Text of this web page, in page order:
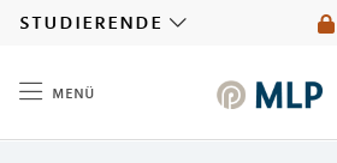
studierende
menü